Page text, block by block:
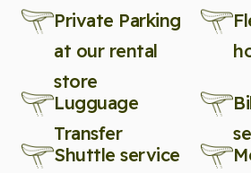
Private Parking
at our rental
store
Lugguage
Transfer
Shuttle service